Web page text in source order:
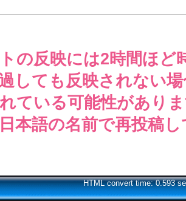
の反映には2時間ほど
しても反映されない
ている可能性があり
本語の名前で再投稿
HTML convert time: 0.593